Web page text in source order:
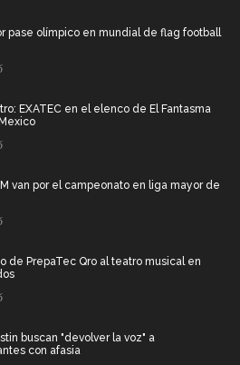
pase olímpico en mundial de flag football
EXATEC en el elenco de El Fantasma
van por el campeonato en liga mayor de
de PrepaTec Qro al teatro musical en
buscan "devolver la voz" a
con afasia